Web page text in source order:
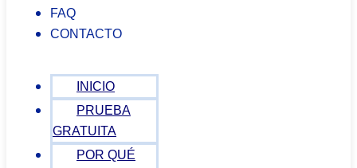
FAQ
CONTACTO
INICIO
PRUEBA
GRATUITA
POR QUÉ